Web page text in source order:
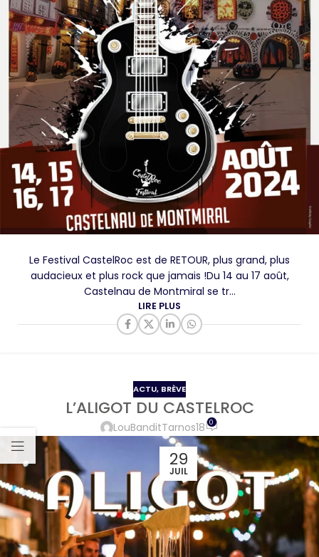
Le Festival CastelRoc est de RETOUR, plus grand, plus
audacieux et plus rock que jamais !Du 14 au 17 août,
Castelnau de Montmiral se tr...
LIRE PLUS
ACTU, BRÈVE
L’ALIGOT DU CASTELROC
LouBanditTarnos18 0
29
JUIL